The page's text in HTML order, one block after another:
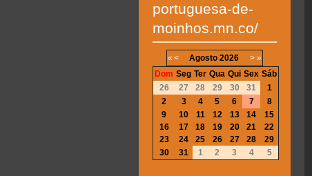
portuguesa-de-
moinhos.mn.co/
« < Agosto 2026 > »
Dom Seg Ter Qua Qui Sex Sáb
26
27 28 29 30 31
1
2
3 4 5 6 7
8
9
10 11 12 13 14
15
16
17 18 19 20 21
22
23
24 25 26 27 28
29
30
31 1 2 3 4 5